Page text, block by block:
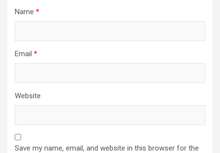
Name *
Email *
Website
Save my name, email, and website in this browser for the